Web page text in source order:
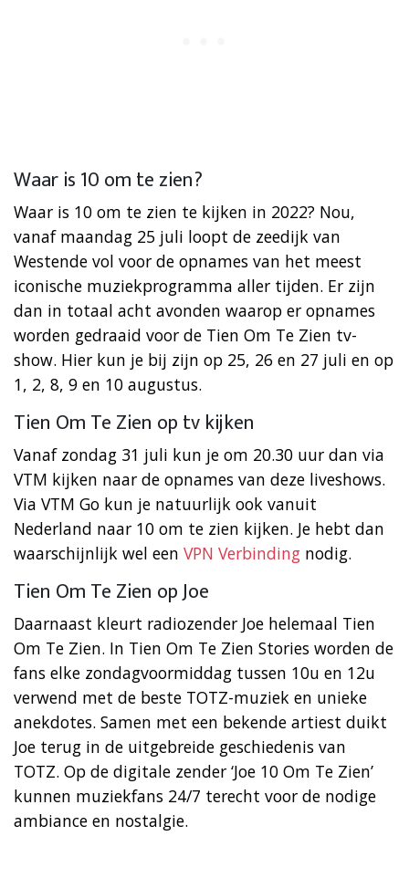
Waar is 10 om te zien?
Waar is 10 om te zien te kijken in 2022? Nou,
vanaf maandag 25 juli loopt de zeedijk van
Westende vol voor de opnames van het meest
iconische muziekprogramma aller tijden. Er zijn
dan in totaal acht avonden waarop er opnames
worden gedraaid voor de Tien Om Te Zien tv-
show. Hier kun je bij zijn op 25, 26 en 27 juli en op
1, 2, 8, 9 en 10 augustus.
Tien Om Te Zien op tv kijken
Vanaf zondag 31 juli kun je om 20.30 uur dan via
VTM kijken naar de opnames van deze liveshows.
Via VTM Go kun je natuurlijk ook vanuit
Nederland naar 10 om te zien kijken. Je hebt dan
waarschijnlijk wel een VPN Verbinding nodig.
Tien Om Te Zien op Joe
Daarnaast kleurt radiozender Joe helemaal Tien
Om Te Zien. In Tien Om Te Zien Stories worden de
fans elke zondagvoormiddag tussen 10u en 12u
verwend met de beste TOTZ-muziek en unieke
anekdotes. Samen met een bekende artiest duikt
Joe terug in de uitgebreide geschiedenis van
TOTZ. Op de digitale zender ‘Joe 10 Om Te Zien’
kunnen muziekfans 24/7 terecht voor de nodige
ambiance en nostalgie.